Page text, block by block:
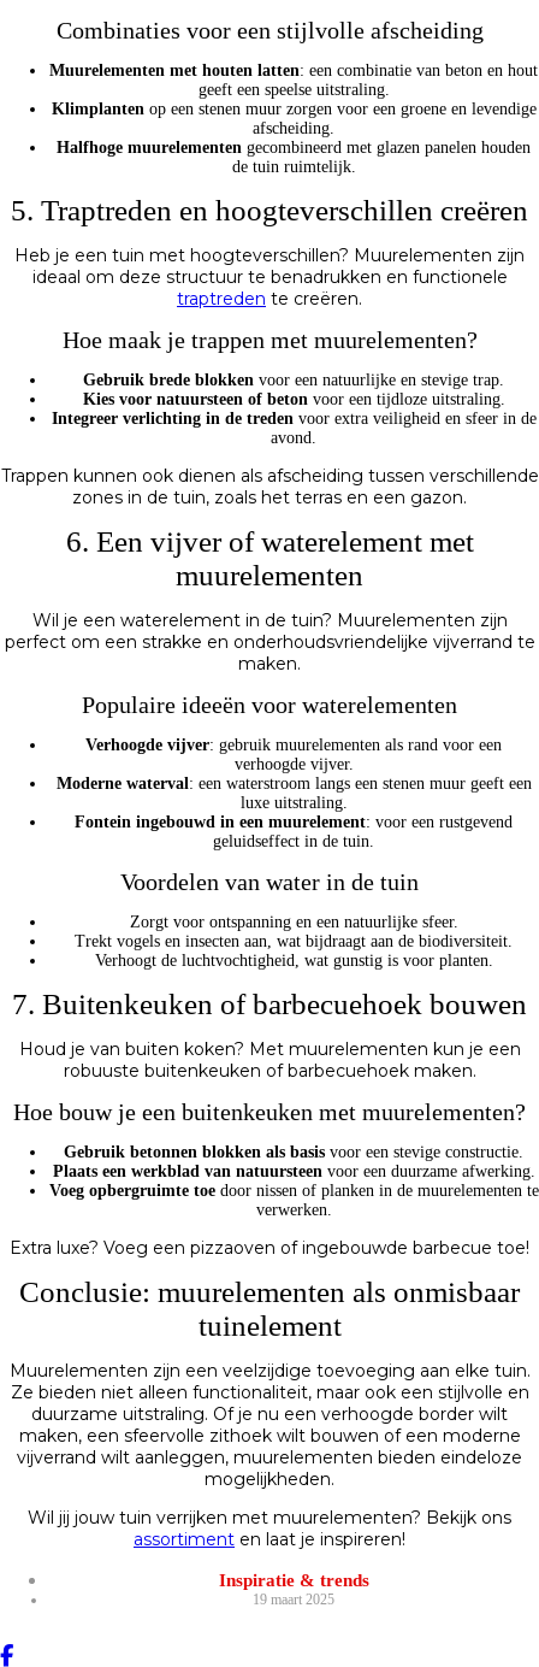
Combinaties voor een stijlvolle afscheiding
Muurelementen met houten latten: een combinatie van beton en hout
geeft een speelse uitstraling.
Klimplantenop een stenen muur zorgen voor een groene en levendige
afscheiding.
Halfhoge muurelementen gecombineerd met glazen panelen houden
de tuin ruimtelijk.
5. Traptreden en hoogteverschillen creëren
Heb je een tuin met hoogteverschillen? Muurelementen zijn
ideaal om deze structuur te benadrukken en functionele
traptreden te creëren.
Hoe maak je trappen met muurelementen?
Gebruik brede blokken voor een natuurlijke en stevige trap.
Kies voor natuursteen of betonvoor een tijdloze uitstraling.
Integreer verlichting in de tredenvoor extra veiligheid en sfeer in de
avond.
Trappen kunnen ook dienen als afscheiding tussen verschillende
zones in de tuin, zoals het terras en een gazon.
6. Een vijver of waterelement met
muurelementen
Wil je een waterelement in de tuin? Muurelementen zijn
perfect om een strakke en onderhoudsvriendelijke vijverrand te
maken.
Populaire ideeën voor waterelementen
Verhoogde vijver: gebruik muurelementen als rand voor een
verhoogde vijver.
Moderne waterval: een waterstroom langs een stenen muur geeft een
luxe uitstraling.
Fontein ingebouwd in een muurelement: voor een rustgevend
geluidseffect in de tuin.
Voordelen van water in de tuin
Zorgt voor ontspanning en een natuurlijke sfeer.
Trekt vogels en insecten aan, wat bijdraagt aan de biodiversiteit.
Verhoogt de luchtvochtigheid, wat gunstig is voor planten.
7. Buitenkeuken of barbecuehoek bouwen
Houd je van buiten koken? Met muurelementen kun je een
robuuste buitenkeuken of barbecuehoek maken.
Hoe bouw je een buitenkeuken met muurelementen?
Gebruik betonnen blokken als basis voor een stevige constructie.
Plaats een werkblad van natuursteenvoor een duurzame afwerking.
Voeg opbergruimte toedoor nissen of planken in de muurelementen te
verwerken.
Extra luxe? Voeg een pizzaoven of ingebouwde barbecue toe!
Conclusie: muurelementen als onmisbaar
tuinelement
Muurelementen zijn een veelzijdige toevoeging aan elke tuin.
Ze bieden niet alleen functionaliteit, maar ook een stijlvolle en
duurzame uitstraling. Of je nu een verhoogde border wilt
maken, een sfeervolle zithoek wilt bouwen of een moderne
vijverrand wilt aanleggen, muurelementen bieden eindeloze
mogelijkheden.
Wil jij jouw tuin verrijken met muurelementen? Bekijk ons
assortiment en laat je inspireren!
Inspiratie & trends
19 maart 2025